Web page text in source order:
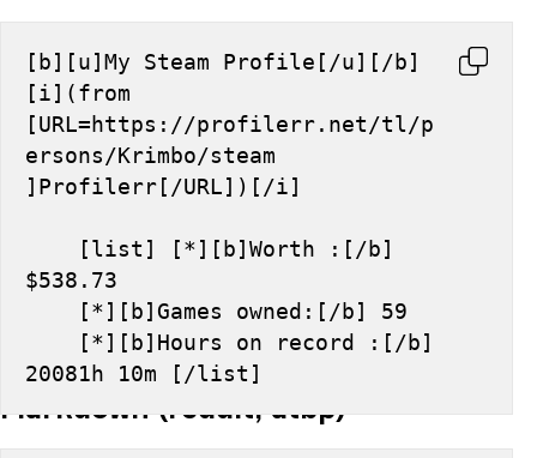
[b][u]My Steam Profile[/u][/b]
[i](from
[URL=https://profilerr.net/tl/p
ersons/Krimbo/steam
]Profilerr[/URL])[/i]
$538.73
    [*][b]Games owned:[/b] 59
20081h 10m [/list]
Markdown (reddit, atbp)